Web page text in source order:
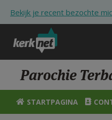
Bekijk je recent bezochte
KERK
VIERINGEN
Parochie
STARTPAGINA